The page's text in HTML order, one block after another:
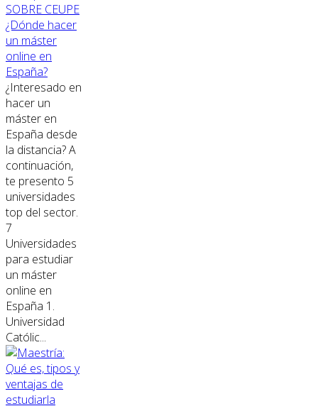
SOBRE CEUPE
¿Dónde hacer
un máster
online en
España?
¿Interesado en
hacer un
máster en
España desde
la distancia? A
continuación,
te presento 5
universidades
top del sector.
7
Universidades
para estudiar
un máster
online en
España 1.
Universidad
Católic...